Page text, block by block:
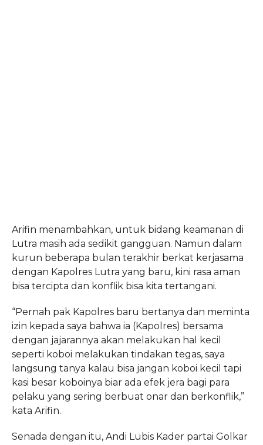
Arifin menambahkan, untuk bidang keamanan di
Lutra masih ada sedikit gangguan. Namun dalam
kurun beberapa bulan terakhir berkat kerjasama
dengan Kapolres Lutra yang baru, kini rasa aman
bisa tercipta dan konflik bisa kita tertangani.
“Pernah pak Kapolres baru bertanya dan meminta
izin kepada saya bahwa ia (Kapolres) bersama
dengan jajarannya akan melakukan hal kecil
seperti koboi melakukan tindakan tegas, saya
langsung tanya kalau bisa jangan koboi kecil tapi
kasi besar koboinya biar ada efek jera bagi para
pelaku yang sering berbuat onar dan berkonflik,”
kata Arifin.
Senada dengan itu, Andi Lubis Kader partai Golkar